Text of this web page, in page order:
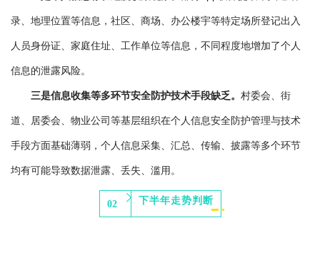
录、地理位置等信息，社区、商场、办公楼宇等特定场所登记出入
人员身份证、家庭住址、工作单位等信息，不同程度地增加了个人
信息的泄露风险。
三是信息收集等多环节安全防护技术手段缺乏。 村委会、街
道、居委会、物业公司等基层组织在个人信息安全防护管理与技术
手段方面基础薄弱，个人信息采集、汇总、传输、披露等多个环节
均有可能导致数据泄露、丢失、滥用。
02 下半年走势判断